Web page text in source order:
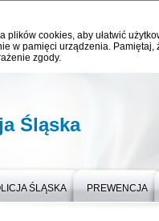
plików cookies, aby ułatwić
w pamięci urządzenia.
zgody.
Śląska
ŚLĄSKA PREWENCJA